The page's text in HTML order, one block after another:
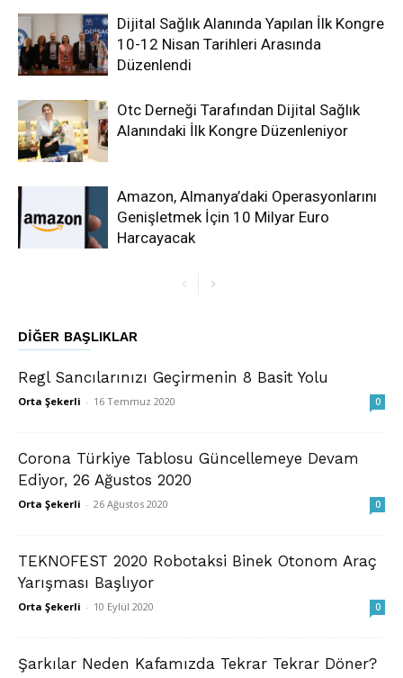
Dijital Sağlık Alanında Yapılan İlk Kongre
10-12 Nisan Tarihleri Arasında
Düzenlendi
Otc Derneği Tarafından Dijital Sağlık
Alanındaki İlk Kongre Düzenleniyor
Amazon, Almanya’daki Operasyonlarını
Genişletmek İçin 10 Milyar Euro
Harcayacak
DIĞER BAŞLIKLAR
Regl Sancılarınızı Geçirmenin 8 Basit Yolu
Orta Şekerli - 16 Temmuz 2020 0
Corona Türkiye Tablosu Güncellemeye Devam
Ediyor, 26 Ağustos 2020
Orta Şekerli - 26 Ağustos 2020 0
TEKNOFEST 2020 Robotaksi Binek Otonom Araç
Yarışması Başlıyor
Orta Şekerli - 10 Eylül 2020 0
Şarkılar Neden Kafamızda Tekrar Tekrar Döner?